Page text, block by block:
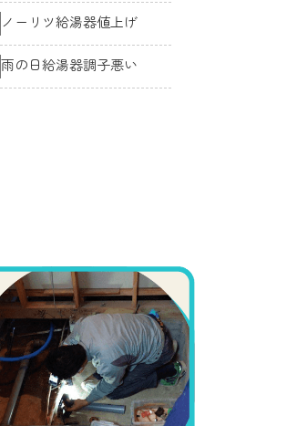
ノーリツ給湯器値上げ
雨の日給湯器調子悪い